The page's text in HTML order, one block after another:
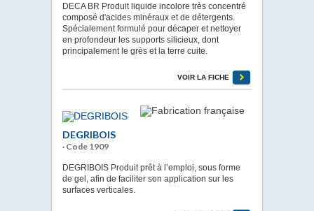
DECA BR Produit liquide incolore très concentré
composé d'acides minéraux et de détergents.
Spécialement formulé pour décaper et nettoyer
en profondeur les supports silicieux, dont
principalement le grès et la terre cuite.
VOIR LA FICHE
DEGRIBOIS
· Code 1909
DEGRIBOIS Produit prêt à l’emploi, sous forme
de gel, afin de faciliter son application sur les
surfaces verticales.